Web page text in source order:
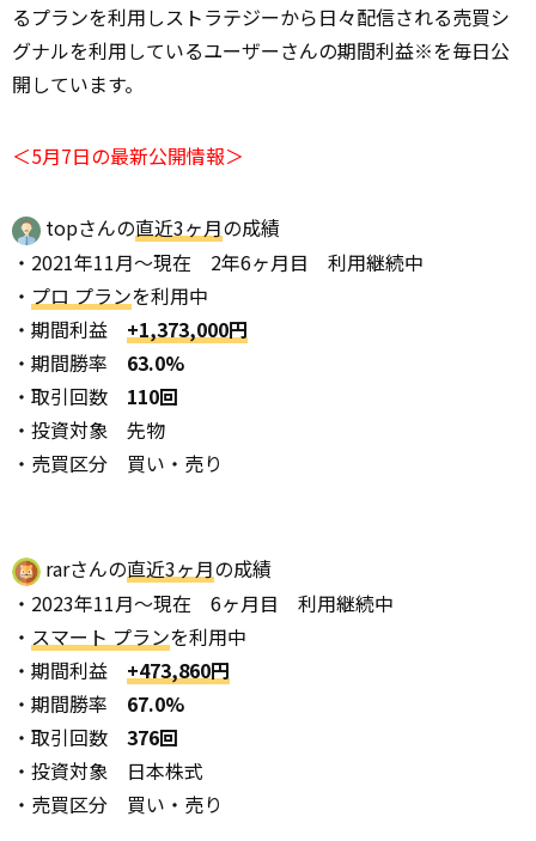
るプランを利用しストラテジーから日々配信される売買シ
グナルを利用しているユーザーさんの期間利益※を毎日公
開しています。
＜5月7日の最新公開情報＞
topさんの直近3ヶ月の成績
・2021年11月～現在 2年6ヶ月目 利用継続中
・ プロ プランを利用中
・期間利益 +1,373,000円
・期間勝率 63.0%
・取引回数 110回
・投資対象 先物
・売買区分 買い・売り
rarさんの直近3ヶ月の成績
・2023年11月～現在 6ヶ月目 利用継続中
・ スマート プランを利用中
・期間利益 +473,860円
・期間勝率 67.0%
・取引回数 376回
・投資対象 日本株式
・売買区分 買い・売り